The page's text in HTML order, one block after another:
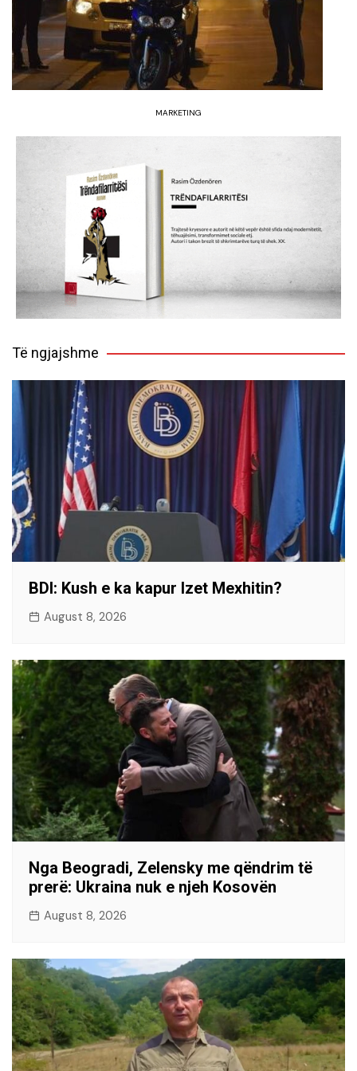
MARKETING
Të ngjajshme
BDI: Kush e ka kapur Izet Mexhitin?
August 8, 2026
Nga Beogradi, Zelensky me qëndrim të
prerë: Ukraina nuk e njeh Kosovën
August 8, 2026